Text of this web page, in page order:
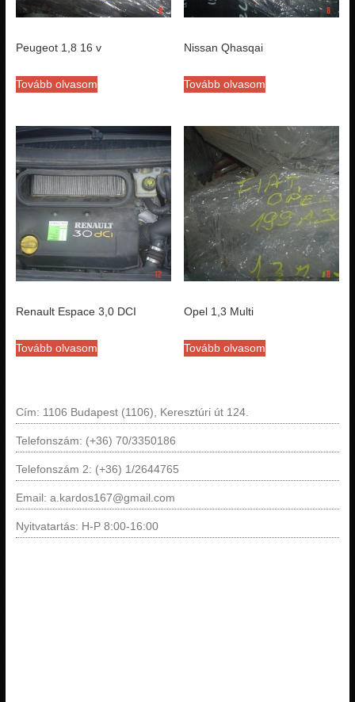
Peugeot 1,8 16 v
Tovább olvasom
Nissan Qhasqai
Tovább olvasom
Renault Espace 3,0 DCI
Tovább olvasom
Opel 1,3 Multi
Tovább olvasom
Cím: 1106 Budapest (1106), Keresztúri út 124.
Telefonszám: (+36) 70/3350186
Telefonszám 2: (+36) 1/2644765
Email: a.kardos167@gmail.com
Nyitvatartás: H-P 8:00-16:00